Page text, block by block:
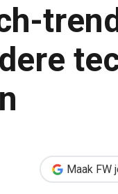
en andere
Maak FW